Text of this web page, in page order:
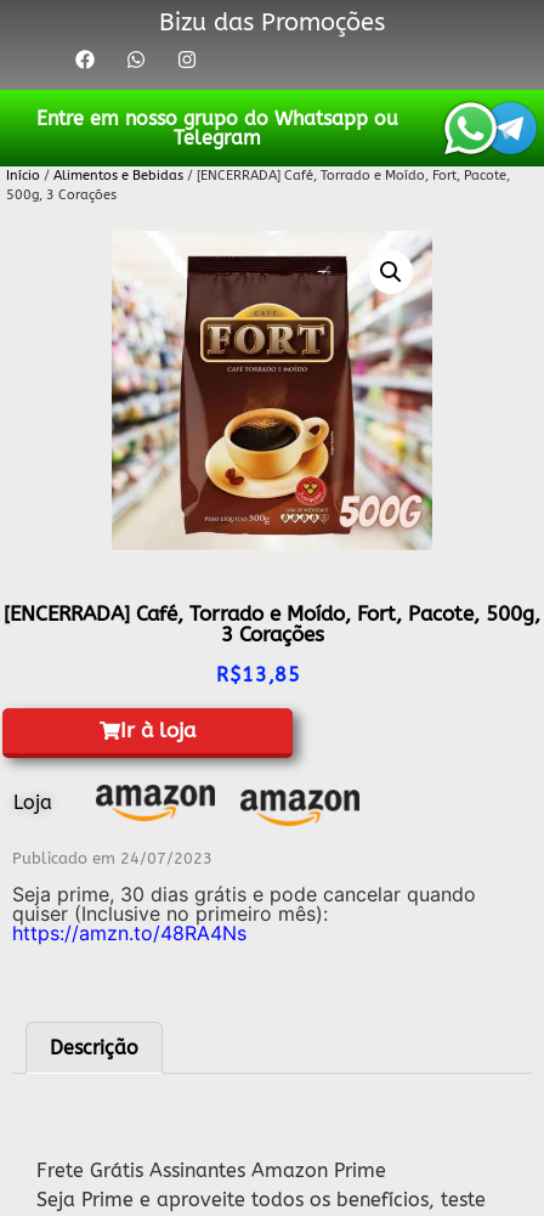
Bizu das Promoções
Entre em nosso grupo do Whatsapp ou
Telegram
Início / Alimentos e Bebidas / [ENCERRADA] Café, Torrado e Moído, Fort, Pacote,
500g, 3 Corações
[ENCERRADA] Café, Torrado e Moído, Fort, Pacote, 500g,
3 Corações
R$13,85
Ir à loja
Loja
Publicado em 24/07/2023
Seja prime, 30 dias grátis e pode cancelar quando
quiser (Inclusive no primeiro mês):
https://amzn.to/48RA4Ns
Descrição
Frete Grátis Assinantes Amazon Prime
Seja Prime e aproveite todos os benefícios, teste